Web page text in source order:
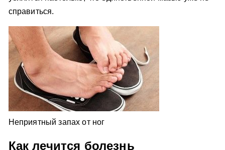
справиться.
Неприятный запах от ног
Как лечится болезнь